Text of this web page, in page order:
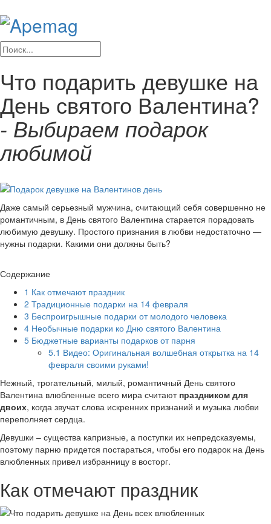
Что подарить девушке на
День святого Валентина?
- Выбираем подарок
любимой
Даже самый серьезный мужчина, считающий себя совершенно не
романтичным, в День святого Валентина старается порадовать
любимую девушку. Простого признания в любви недостаточно —
нужны подарки. Какими они должны быть?
Содержание
1 Как отмечают праздник
2 Традиционные подарки на 14 февраля
3 Беспроигрышные подарки от молодого человека
4 Необычные подарки ко Дню святого Валентина
5 Бюджетные варианты подарков от парня
5.1 Видео: Оригинальная волшебная открытка на 14
февраля своими руками!
Нежный, трогательный, милый, романтичный День святого
Валентина влюбленные всего мира считают праздником для
двоих, когда звучат слова искренних признаний и музыка любви
переполняет сердца.
Девушки – существа капризные, а поступки их непредсказуемы,
поэтому парню придется постараться, чтобы его подарок на День
влюбленных привел избранницу в восторг.
Как отмечают праздник